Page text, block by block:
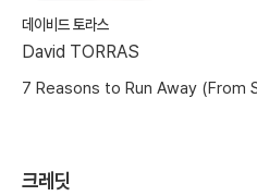
데이비드 토라스
David TORRAS
7 Reasons to Run Away (From
크레딧